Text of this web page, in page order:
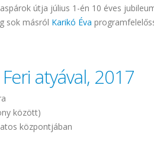
útja július 1-én 10 éves
sok másról Karikó Éva
atyával, 2017
között)
központjában